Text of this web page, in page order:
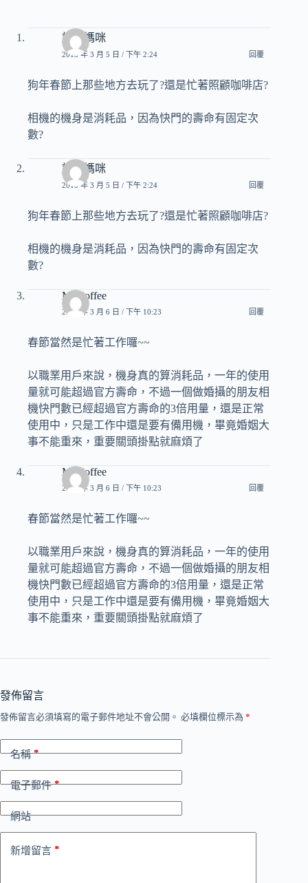
詩心媽咪
2018 年 3 月 5 日 / 下午 2:24 回覆
狗年春節上那些地方去玩了?還是忙著照顧咖啡店?
相機的機身是消耗品，因為快門的壽命有固定次
數?
詩心媽咪
2018 年 3 月 5 日 / 下午 2:24 回覆
狗年春節上那些地方去玩了?還是忙著照顧咖啡店?
相機的機身是消耗品，因為快門的壽命有固定次
數?
Mr.Coffee
2018 年 3 月 6 日 / 下午 10:23 回覆
春節當然是忙著工作囉~~
以職業用戶來說，機身真的算消耗品，一年的使用
量就可能超過官方壽命，不過一個做婚攝的朋友相
機快門數已經超過官方壽命的3倍用量，還是正常
使用中，只是工作中還是要有備用機，畢竟婚姻大
事不能重來，重要關頭掛點就麻煩了
Mr.Coffee
2018 年 3 月 6 日 / 下午 10:23 回覆
春節當然是忙著工作囉~~
以職業用戶來說，機身真的算消耗品，一年的使用
量就可能超過官方壽命，不過一個做婚攝的朋友相
機快門數已經超過官方壽命的3倍用量，還是正常
使用中，只是工作中還是要有備用機，畢竟婚姻大
事不能重來，重要關頭掛點就麻煩了
發佈留言
發佈留言必須填寫的電子郵件地址不會公開。 必填欄位標示為 *
名稱*
電子郵件*
網站
新增留言 *